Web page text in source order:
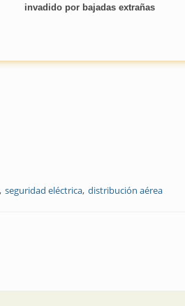
invadido por bajadas extrañas
seguridad eléctrica distribución aérea